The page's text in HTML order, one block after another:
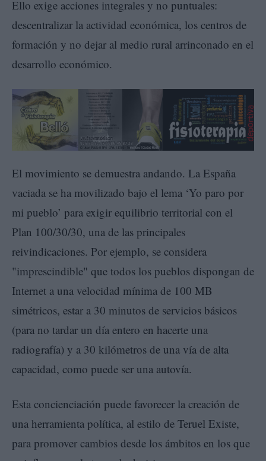
Ello exige acciones integrales y no puntuales:
descentralizar la actividad económica, los centros de
formación y no dejar al medio rural arrinconado en el
desarrollo económico.
El movimiento se demuestra andando. La España
vaciada se ha movilizado bajo el lema ‘Yo paro por
mi pueblo’ para exigir equilibrio territorial con el
Plan 100/30/30, una de las principales
reivindicaciones. Por ejemplo, se considera
"imprescindible" que todos los pueblos dispongan de
Internet a una velocidad mínima de 100 MB
simétricos, estar a 30 minutos de servicios básicos
(para no tardar un día entero en hacerte una
radiografía) y a 30 kilómetros de una vía de alta
capacidad, como puede ser una autovía.
Esta concienciación puede favorecer la creación de
una herramienta política, al estilo de Teruel Existe,
para promover cambios desde los ámbitos en los que